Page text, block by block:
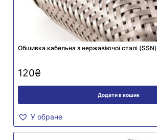
Обшивка кабельна з нержавіючої сталі (SSN)
120₴
Додати в кошик
У обране